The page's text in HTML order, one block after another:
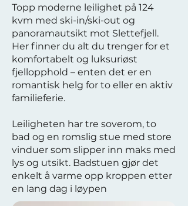
Topp moderne leilighet på 124
kvm med ski-in/ski-out og
panoramautsikt mot Slettefjell.
Her finner du alt du trenger for et
komfortabelt og luksuriøst
fjellopphold – enten det er en
romantisk helg for to eller en aktiv
familieferie.
Leiligheten har tre soverom, to
bad og en romslig stue med store
vinduer som slipper inn maks med
lys og utsikt. Badstuen gjør det
enkelt å varme opp kroppen etter
en lang dag i løypen